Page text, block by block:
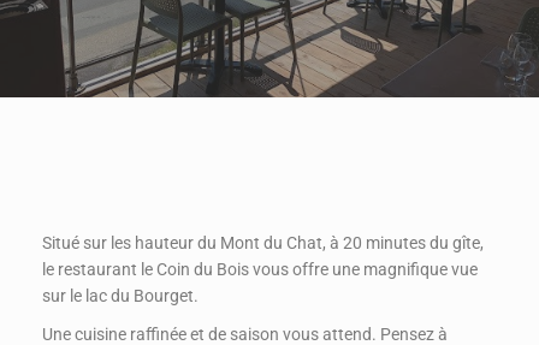
Situé sur les hauteur du Mont du Chat, à 20 minutes du gîte,
le restaurant le Coin du Bois vous offre une magnifique vue
sur le lac du Bourget.
Une cuisine raffinée et de saison vous attend. Pensez à